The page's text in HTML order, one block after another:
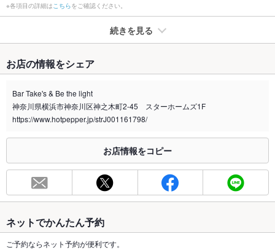
※各項目の詳細はこちらをご確認ください。
続きを見る
禁煙・喫煙
全席喫煙可
喫煙専用室 なし
合わせください。
お席
容人数
個室 なし
お店の情報をシェア
Bar Take's & Be the light
神奈川県横浜市神奈川区神之木町2-45 スターホームズ1F
https://www.hotpepper.jp/strJ001161798/
お店情報をコピー
ネットでかんたん予約
ご予約ならネット予約が便利です。